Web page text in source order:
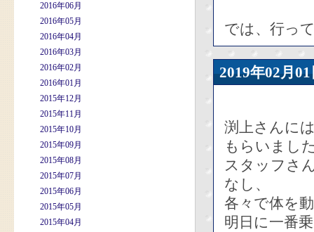
2016年06月
2016年05月
2016年04月
2016年03月
2016年02月
2016年01月
2015年12月
2015年11月
2015年10月
2015年09月
2015年08月
2015年07月
2015年06月
2015年05月
2015年04月
では、行っ
2019年02
渕上さんに
もらいまし
スタッフさ
なし、
各々で体を
明日に一番